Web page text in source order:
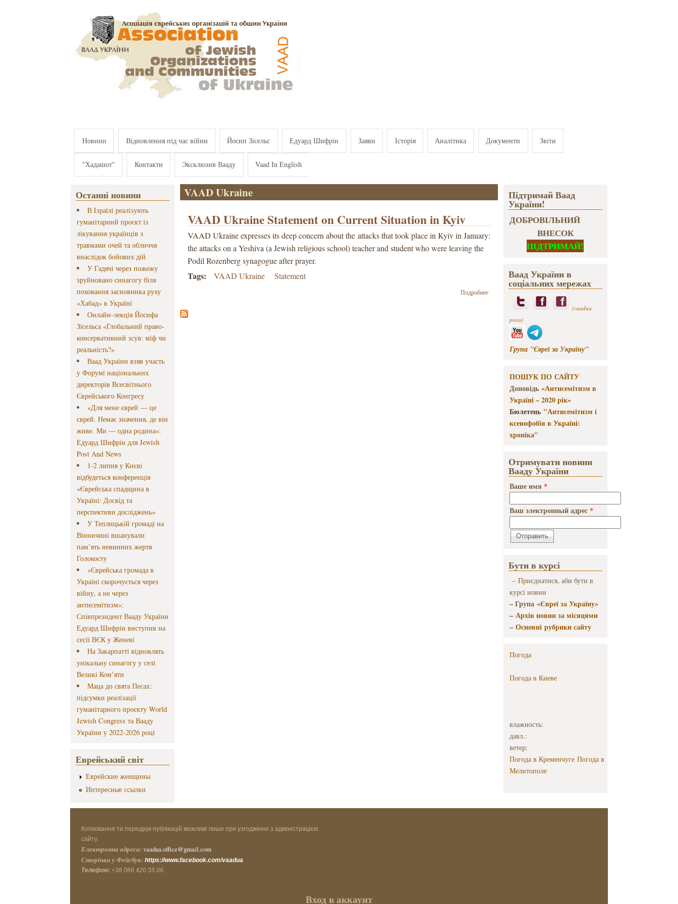
Новини Відновлення під час війни Йосип Зісельс Едуард Шифрін Заяви Історія Аналітика Документи Звіти
"Хадашот" Контакти Эксклюзив Вааду Vaad In English
Останні новини
В Ізраїлі реалізують
гуманітарний проєкт із
лікування українців з
травмами очей та обличчя
внаслідок бойових дій
У Гадячі через пожежу
зруйновано синагогу біля
поховання засновника руху
«Хабад» в Україні
Онлайн-лекція Йосифа
Зісельса «Глобальний право-
консервативний зсув: міф чи
реальність?»
Ваад України взяв участь
у Форумі національних
директорів Всесвітнього
Єврейського Конгресу
«Для мене єврей — це
єврей. Немає значення, де він
живе. Ми — одна родина»:
Едуард Шифрін для Jewish
Post And News
1-2 липня у Києві
відбудеться конференція
«Єврейська спадщина в
Україні: Досвід та
перспективи досліджень»
У Теплицькій громаді на
Вінничині вшанували
пам’ять невинних жертв
Голокосту
«Єврейська громада в
Україні скорочується через
війну, а не через
антисемітизм»:
Співпрезидент Вааду України
Едуард Шифрін виступив на
сесії ВЄК у Женеві
На Закарпатті відновлять
унікальну синагогу у селі
Великі Ком’яти
Маца до свята Песах:
підсумки реалізації
гуманітарного проєкту World
Jewish Congress та Вааду
України у 2022-2026 році
Еврейський світ
Еврейские женщины
Интересные ссылки
VAAD Ukraine
VAAD Ukraine Statement on Current Situation in Kyiv
VAAD Ukraine expresses its deep concern about theattacks that took place in Kyiv in January:
the attacks on a Yeshiva (a Jewish religious school) teacher and student who were leaving the
Podil Rozenberg synagogue after prayer.
Tags: VAAD Ukraine Statement
Подробнеео VAAD
Підтримай Ваад
України!
ДОБРОВІЛЬНИЙ
ВНЕСОК
ПІДТРИМАЙ!
Ваад України в
соціальних мережах
(vaadua
press)
Група "Євреї за Україну"
ПОШУК ПО САЙТУ
Доповідь «Антисемітизм в
Україні – 2020 рік»
Бюлетень "Антисемітизм і
ксенофобія в Україні:
хроніка"
Отримувати новини
Вааду України
Ваше имя *
Ваш электронный адрес *
Бути в курсі
– Приєднатися, аби бути в
курсі новин
– Група «Євреї за Україну»
–Архів новин за місяцями
–Основні рубрики сайту
Погода
Погода в Киеве
влажность:
давл.:
ветер:
Погода в Кременчуге Погода в
Мелитополе
Копіювання та передрук публікацій можливі лише при узгодженні з адміністрацією
сайту.
Електронна адреса: vaadua.office@gmail.com
Сторінка у Фейсбук: https://www.facebook.com/vaadua
Телефон: +38 066 420 55 06.
Вход в аккаунт